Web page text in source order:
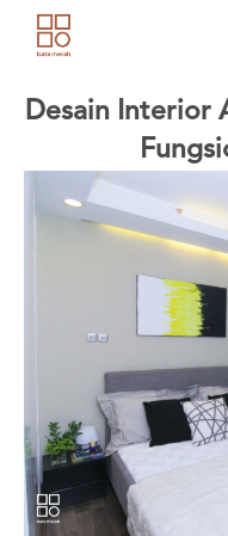
Desain Interior